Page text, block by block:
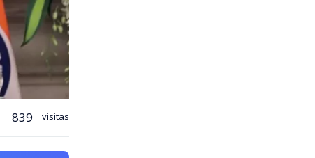
839 visitas